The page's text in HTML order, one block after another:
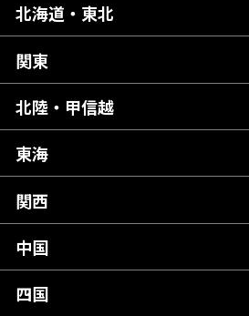
北海道・東北
北海道
青森県
秋田県
岩手県
宮城県
福島県
関東
茨城県
栃木県
群馬県
千葉県
北陸・甲信越
新潟県
富山県
石川県
東海
岐阜県
静岡県
愛知県
関西
滋賀県
京都府
中国
広島県
四国